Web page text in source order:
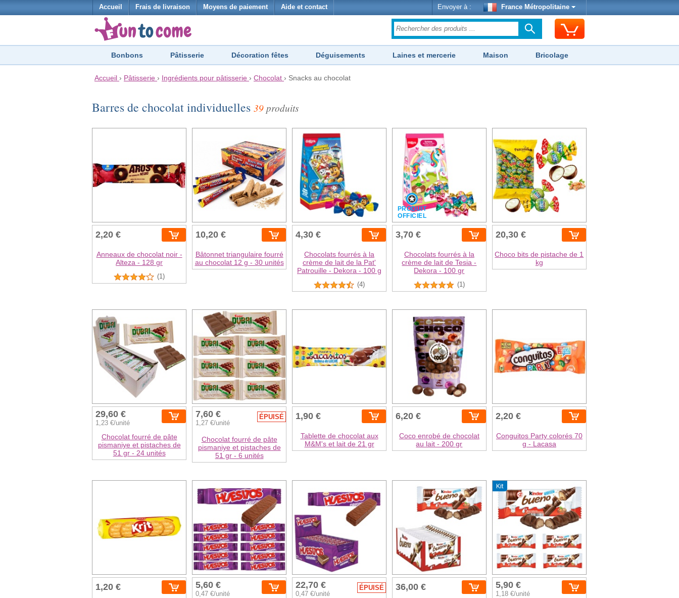
Accueil Frais de livraison Moyens de paiement Aide et contact Envoyer à : France Métropolitaine
Bonbons Pâtisserie Décoration fêtes Déguisements Laines et mercerie Maison Bricolage
Accueil › Pâtisserie › Ingrédients pour pâtisserie › Chocolat › Snacks au chocolat
Barres de chocolat individuelles 39 produits
2,20 €
Anneaux de chocolat noir -
Alteza - 128 gr
(1)
10,20 €
Bâtonnet triangulaire fourré
au chocolat 12 g - 30 unités
4,30 €
Chocolats fourrés à la
crème de lait de la Pat'
Patrouille - Dekora - 100 g
(4)
PRODUIT
OFFICIEL
3,70 €
Chocolats fourrés à la
crème de lait de Tesia -
Dekora - 100 gr
(1)
20,30 €
Choco bits de pistache de 1
kg
29,60 €
1,23 €/unité
Chocolat fourré de pâte
pismaniye et pistaches de
51 gr - 24 unités
7,60 €
1,27 €/unité
ÉPUISÉ
Chocolat fourré de pâte
pismaniye et pistaches de
51 gr - 6 unités
1,90 €
Tablette de chocolat aux
M&M's et lait de 21 gr
6,20 €
Coco enrobé de chocolat
au lait - 200 gr
2,20 €
Conguitos Party colorés 70
g - Lacasa
1,20 € 5,60 €
0,47 €/unité
22,70 €
0,47 €/unité
ÉPUISÉ 36,00 €
Kit
5,90 €
1,18 €/unité